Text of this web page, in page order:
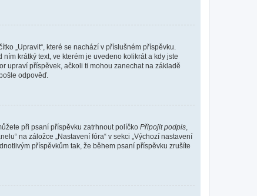
„Upravit“, které se nachází v příslušném příspěvku.
krátký text, ve kterém je uvedeno kolikrát a kdy jste
upraví příspěvek, ačkoli ti mohou zanechat na základě
odpověď.
při psaní příspěvku zatrhnout políčko Připojit podpis
na záložce „Nastavení fóra“ v sekci „Výchozí nastavení
příspěvkům tak, že během psaní příspěvku zrušíte